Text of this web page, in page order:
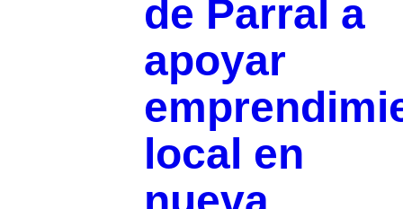
de Parral a
apoyar
local en